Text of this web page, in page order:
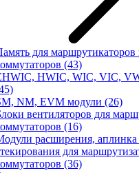
для маршрутикаторов
(43)
HWIC, WIC, VIC,
NM, EVM модули (26)
вентиляторов для
(16)
расширения, аплинка
для
(36)